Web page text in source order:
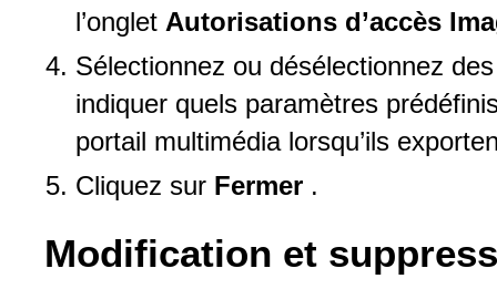
l’onglet Autorisations d’accès
Sélectionnez ou désélectionnez
indiquer quels paramètres
portail multimédia lorsqu’ils
Cliquez sur Fermer .
Modification et